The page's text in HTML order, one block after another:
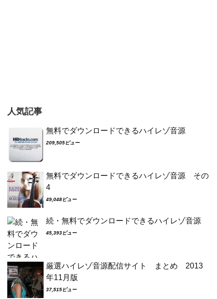
人気記事
無料でダウンロードできるハイレゾ音源
209,505ビュー
無料でダウンロードできるハイレゾ音源 その
4
49,048ビュー
続・無料でダウンロードできるハイレゾ音源
45,393ビュー
厳選ハイレゾ音源配信サイト まとめ 2013
年11月版
37,515ビュー